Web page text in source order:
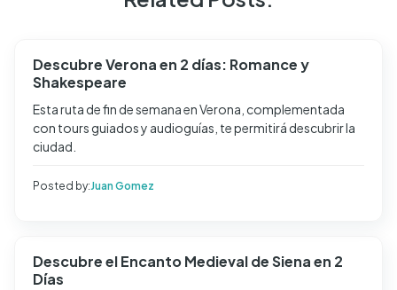
Descubre Verona en 2 días: Romance y
Shakespeare
Esta ruta de fin de semana en Verona, complementada
con tours guiados y audioguías, te permitirá descubrir la
ciudad.
Posted by:Juan Gomez
Descubre el Encanto Medieval de Siena en 2
Días